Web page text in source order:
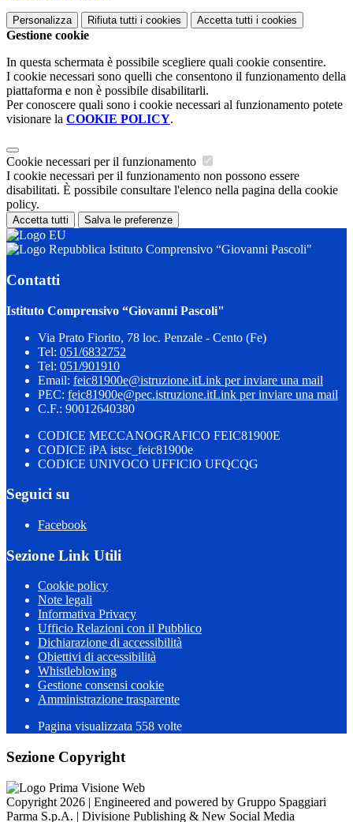
Personalizza Rifiuta tutti i cookies Accetta tutti i cookies
Gestione cookie
In questa schermata è possibile scegliere quali cookie consentire.
I cookie necessari sono quelli che consentono il funzionamento della
piattaforma e non è possibile disabilitarli.
Per conoscere quali sono i cookie necessari al funzionamento potete
visionare la COOKIE POLICY.
Cookie necessari per il funzionamento
I cookie necessari per il funzionamento non possono essere
disabilitati. È possibile consultare l'elenco nella pagina della cookie
policy.
Accetta tutti Salva le preferenze
Istituto Comprensivo “Giovanni Pascoli"
Contatti
Istituto Comprensivo “Giovanni Pascoli"
Via Prato Fiorito, 78 loc. Penzale - Cento (Fe)
Tel: 051/6832752
Tel: 051/901910
Email: feic81900e@istruzione.itLink per inviare una mail
PEC: feic81900e@pec.istruzione.itLink per inviare una mail
C.F.: 90012640380
CODICE MECCANOGRAFICO FEIC81900E
CODICE iPA istsc_feic81900e
CODICE UNIVOCO UFFICIO UFQCQG
Seguici su
Facebook
Sezione Link Utili
Cookie policy
Note legali
Informativa Privacy
Ufficio Relazioni con il Pubblico
Dichiarazione di accessibilità
Obiettivi di accessibilità
Whistleblowing
Gestione consensi cookie
Amministrazione trasparente
Pagina visualizzata 558 volte
Sezione Copyright
Copyright 2026 | Engineered and powered by Gruppo Spaggiari
Parma S.p.A. | Divisione Publishing & New Social Media